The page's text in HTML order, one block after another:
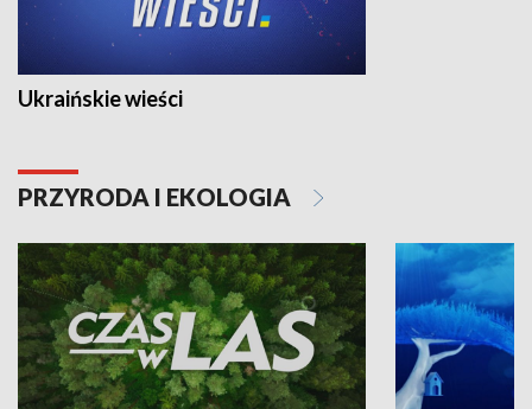
Ukraińskie wieści
PRZYRODA I EKOLOGIA